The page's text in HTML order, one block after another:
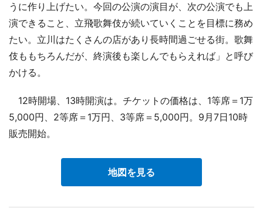
うに作り上げたい。今回の公演の演目が、次の公演でも上
演できること、立飛歌舞伎が続いていくことを目標に務め
たい。立川はたくさんの店があり長時間過ごせる街。歌舞
伎ももちろんだが、終演後も楽しんでもらえれば」と呼び
かける。
12時開場、13時開演は。チケットの価格は、1等席＝1万
5,000円、2等席＝1万円、3等席＝5,000円。9月7日10時
販売開始。
地図を見る